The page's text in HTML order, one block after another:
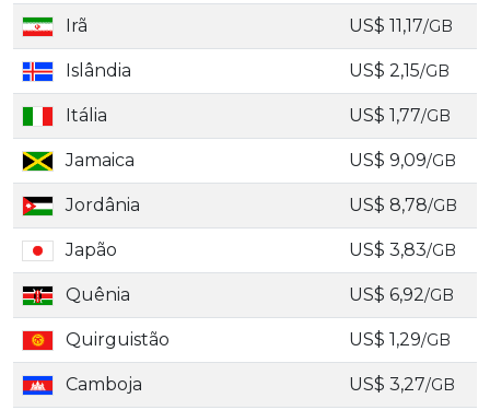
Irã US$ 11,17/GB
Islândia US$ 2,15/GB
Itália US$ 1,77/GB
Jamaica US$ 9,09/GB
Jordânia US$ 8,78/GB
Japão US$ 3,83/GB
Quênia US$ 6,92/GB
Quirguistão US$ 1,29/GB
Camboja US$ 3,27/GB